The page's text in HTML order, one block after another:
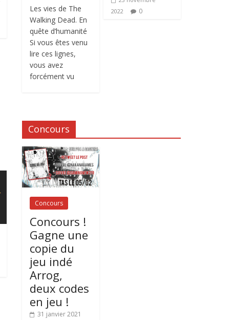
Les vies de The
Walking Dead. En
quête d’humanité
Si vous êtes venu
lire ces lignes,
vous avez
forcément vu
2022
0
Concours
Concours
Concours !
Gagne une
copie du
jeu indé
Arrog,
deux codes
en jeu !
31 janvier 2021